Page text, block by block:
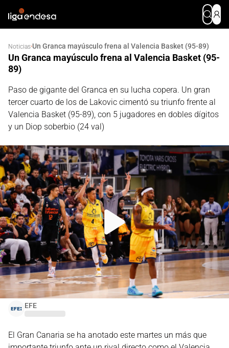
Noticias·Un Granca mayúsculo frena al Valencia Basket (95-89)
Un Granca mayúsculo frena al Valencia Basket (95-
89)
Paso de gigante del Granca en su lucha copera. Un gran
tercer cuarto de los de Lakovic cimentó su triunfo frente al
Valencia Basket (95-89), con 5 jugadores en dobles dígitos
y un Diop soberbio (24 val)
EFE
El Gran Canaria se ha anotado este martes un más que